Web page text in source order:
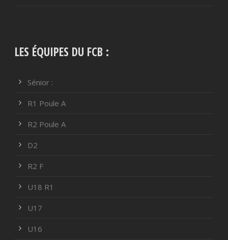
LES ÉQUIPES DU FCB :
Sénior :
R1 Poule A
R2 Poule A
D2
R2 F
U18 R1
U17
U16